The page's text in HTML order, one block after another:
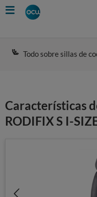
Skip
to
Todo sobre sillas de
Características
RODIFIX S I-